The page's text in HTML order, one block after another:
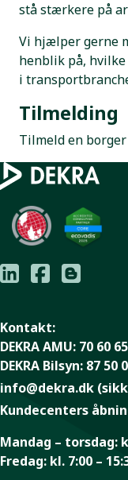
stå stærkere på
Vi hjælper gerne
henblik på,
i
Tilmelding
Tilmeld en
Kontakt:
DEKRA AMU: 70 60
DEKRA Bilsyn: 87 50
info@dekra.dk
Kundecenters
Mandag – torsdag:
Fredag: kl. 7:00 –